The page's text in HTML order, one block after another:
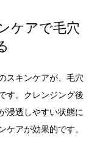
ケアで毛穴
スキンケアが、毛穴
す。クレンジング後
浸透しやすい状態に
ケアが効果的です。